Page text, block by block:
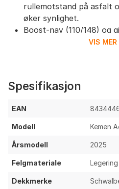
rullemotstand på asfalt
øker synlighet.
Boost-nav (110/148) og
økt stivhet og
påstigning enklere, nyttig
Kompatibel med
pendlerutstyr for allsidig
Ting å vurdere
Totalvekten er relativt
VIS MER
Spesifikasjon
EAN
Modell Kemen
Årsmodell 2025
Felgmateriale Legering
Dekkmerke